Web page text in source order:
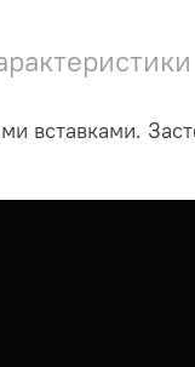
вставками.